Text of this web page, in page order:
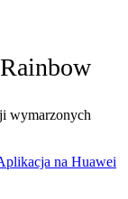
wymarzonych